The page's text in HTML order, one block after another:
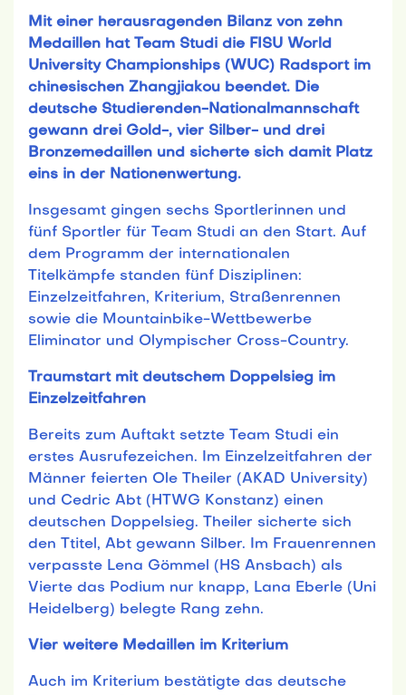
Mit einer herausragenden Bilanz von zehn
Medaillen hat Team Studi die FISU World
University Championships (WUC) Radsport im
chinesischen Zhangjiakou beendet. Die
deutsche Studierenden-Nationalmannschaft
gewann drei Gold-, vier Silber- und drei
Bronzemedaillen und sicherte sich damit Platz
eins in der Nationenwertung.
Insgesamt gingen sechs Sportlerinnen und
fünf Sportler für Team Studi an den Start. Auf
dem Programm der internationalen
Titelkämpfe standen fünf Disziplinen:
Einzelzeitfahren, Kriterium, Straßenrennen
sowie die Mountainbike-Wettbewerbe
Eliminator und Olympischer Cross-Country.
Traumstart mit deutschem Doppelsieg im
Einzelzeitfahren
Bereits zum Auftakt setzte Team Studi ein
erstes Ausrufezeichen. Im Einzelzeitfahren der
Männer feierten Ole Theiler (AKAD University)
und Cedric Abt (HTWG Konstanz) einen
deutschen Doppelsieg. Theiler sicherte sich
den Ttitel, Abt gewann Silber. Im Frauenrennen
verpasste Lena Gömmel (HS Ansbach) als
Vierte das Podium nur knapp, Lana Eberle (Uni
Heidelberg) belegte Rang zehn.
Vier weitere Medaillen im Kriterium
Auch im Kriterium bestätigte das deutsche